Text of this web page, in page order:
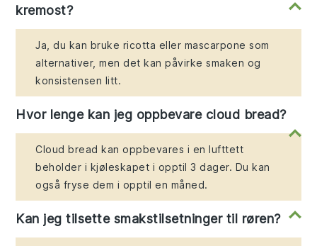
kremost?
Ja, du kan bruke ricotta eller mascarpone som
alternativer, men det kan påvirke smaken og
konsistensen litt.
Hvor lenge kan jeg oppbevare cloud bread?
Cloud bread kan oppbevares i en lufttett
beholder i kjøleskapet i opptil 3 dager. Du kan
også fryse dem i opptil en måned.
Kan jeg tilsette smakstilsetninger til røren?